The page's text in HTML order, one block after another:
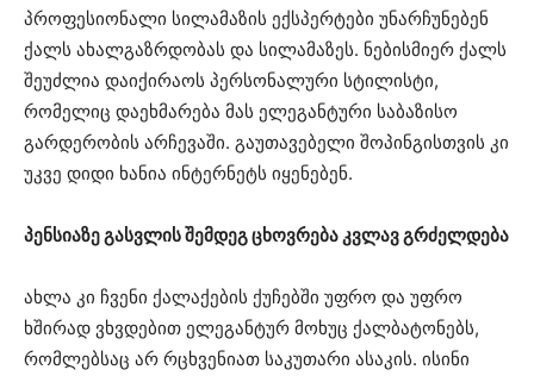
პროფესიონალი სილამაზის ექსპერტები უნარჩუნებენ
ქალს ახალგაზრდობას და სილამაზეს. ნებისმიერ ქალს
შეუძლია დაიქირაოს პერსონალური სტილისტი,
რომელიც დაეხმარება მას ელეგანტური საბაზისო
გარდერობის არჩევაში. გაუთავებელი შოპინგისთვის კი
უკვე დიდი ხანია ინტერნეტს იყენებენ.
პენსიაზე გასვლის შემდეგ ცხოვრება კვლავ გრძელდება
ახლა კი ჩვენი ქალაქების ქუჩებში უფრო და უფრო
ხშირად ვხვდებით ელეგანტურ მოხუც ქალბატონებს,
რომლებსაც არ რცხვენიათ საკუთარი ასაკის. ისინი